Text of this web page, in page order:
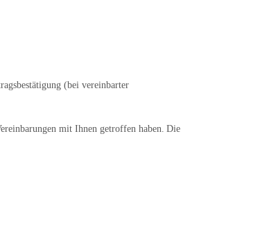
(bei vereinbarter
mit Ihnen getroffen haben. Die